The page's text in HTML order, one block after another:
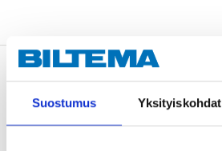
Suostumus Yksityiskohdat